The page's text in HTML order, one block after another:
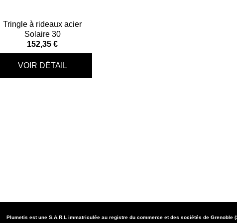
Tringle à rideaux acier
Solaire 30
152,35 €
Plumetis est une S.A.R.L immatriculée au registre du commerce et des sociétés de Grenoble